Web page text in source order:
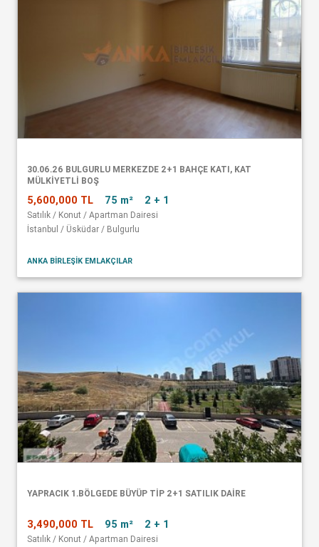
30.06.26 BULGURLU MERKEZDE 2+1 BAHÇE KATI, KAT
MÜLKİYETLİ BOŞ
5,600,000 TL 75 m² 2 + 1
Satılık / Konut / Apartman Dairesi
İstanbul / Üsküdar / Bulgurlu
ANKA BİRLEŞİK EMLAKÇILAR
YAPRACIK 1.BÖLGEDE BÜYÜP TİP 2+1 SATILIK DAİRE
3,490,000 TL 95 m² 2 + 1
Satılık / Konut / Apartman Dairesi